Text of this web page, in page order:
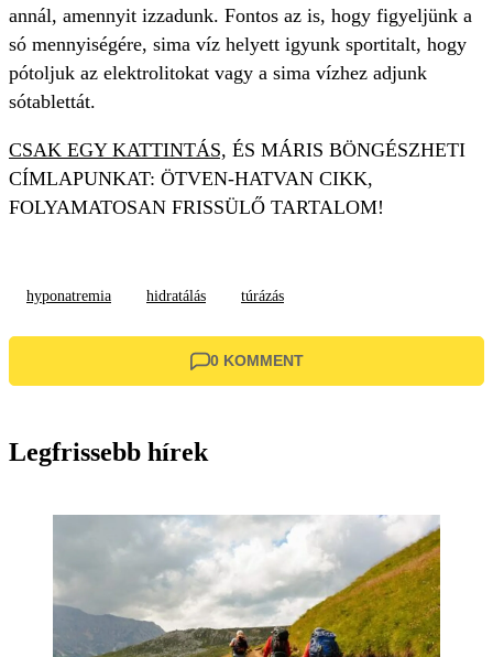
annál, amennyit izzadunk. Fontos az is, hogy figyeljünk a
só mennyiségére, sima víz helyett igyunk sportitalt, hogy
pótoljuk az elektrolitokat vagy a sima vízhez adjunk
sótablettát.
CSAK EGY KATTINTÁS, ÉS MÁRIS BÖNGÉSZHETI
CÍMLAPUNKAT: ÖTVEN-HATVAN CIKK,
FOLYAMATOSAN FRISSÜLŐ TARTALOM!
hyponatremia hidratálás túrázás
0 KOMMENT
Legfrissebb hírek